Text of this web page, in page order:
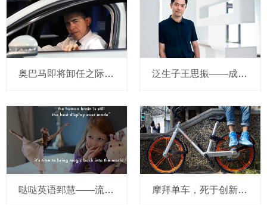
奥巴马即将卸任之际，要让无人驾驶汽车合法化？ 泛生子王思振——成立两年，融资数亿，基因检测如何帮助人类战胜癌症？
哒哒英语郅慧——流量这杯毒酒，你还喝吗？ 摩拜单车，死于创新的一百万种方式